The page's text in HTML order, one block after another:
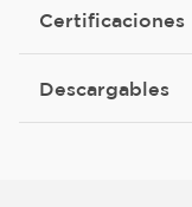
Certificaciones
Descargables